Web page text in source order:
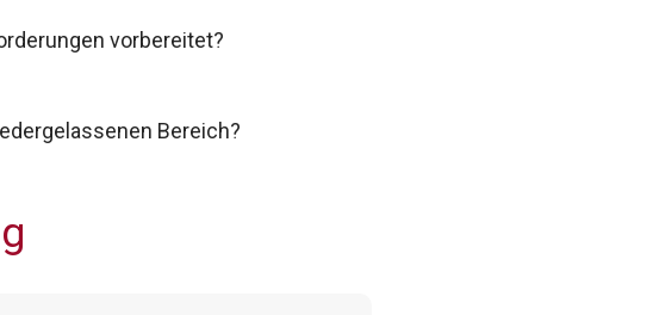
vorbereitet?
Bereich?